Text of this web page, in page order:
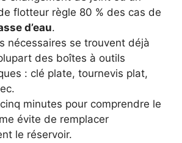
flotteur règle 80 % des cas de
d’eau.
nécessaires se trouvent déjà
des boîtes à outils
: clé plate, tournevis plat,
minutes pour comprendre le
évite de remplacer
le réservoir.